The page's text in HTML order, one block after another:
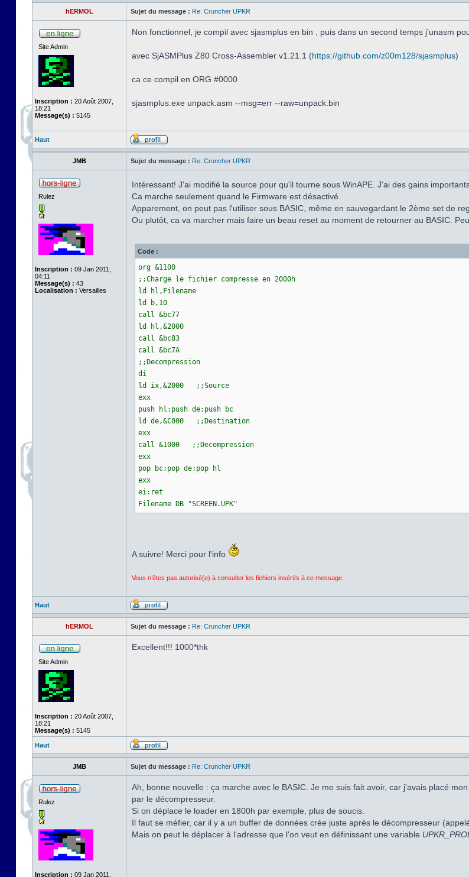
hERMOL Sujet du message : Re: Cruncher UPKR
Site Admin
Inscription : 20 Août 2007,
18:21
Message(s) : 5145
Non fonctionnel, je compil avec sjasmplus en bin , puis dans un second temps j'unasm
avec SjASMPlus Z80 Cross-Assembler v1.21.1 (https://github.com/z00m128/sjasmplus)
ca ce compil en ORG #0000
sjasmplus.exe unpack.asm --msg=err --raw=unpack.bin
Haut
JMB Sujet du message : Re: Cruncher UPKR
Rulez
Inscription : 09 Jan 2011,
04:11
Message(s) : 43
Localisation : Versailles
Intéressant! J'ai modifié la source pour qu'il tourne sous WinAPE. J'ai des gains
Ca marche seulement quand le Firmware est désactivé.
Apparement, on peut pas l'utiliser sous BASIC, même en sauvegardant le 2ème set de
Ou plutôt, ca va marcher mais faire un beau reset au moment de retourner au BASIC.
Code :
org &1100
;;Charge le fichier compresse en 2000h
ld hl,Filename
ld b,10
call &bc77
ld hl,&2000
call &bc83
call &bc7A
;;Decompression
di
ld ix,&2000 ;;Source
exx
push hl:push de:push bc
ld de,&C000 ;;Destination
exx
call &1000 ;;Decompression
exx
pop bc:pop de:pop hl
exx
ei:ret
Filename DB "SCREEN.UPK"
A suivre! Merci pour l'info
Vous n’êtes pas autorisé(e) à consulter les fichiers insérés à ce message.
Haut
hERMOL Sujet du message : Re: Cruncher UPKR
Site Admin
Inscription : 20 Août 2007,
18:21
Message(s) : 5145
Excellent!!! 1000*thk
Haut
JMB Sujet du message : Re: Cruncher UPKR
Rulez
Inscription : 09 Jan 2011,
Ah, bonne nouvelle : ça marche avec le BASIC. Je me suis fait avoir, car j'avais placé
par le décompresseur.
Si on déplace le loader en 1800h par exemple, plus de soucis.
Il faut se méfier, car il y a un buffer de données crée juste après le décompresseur
Mais on peut le déplacer à l'adresse que l'on veut en définissant une variable